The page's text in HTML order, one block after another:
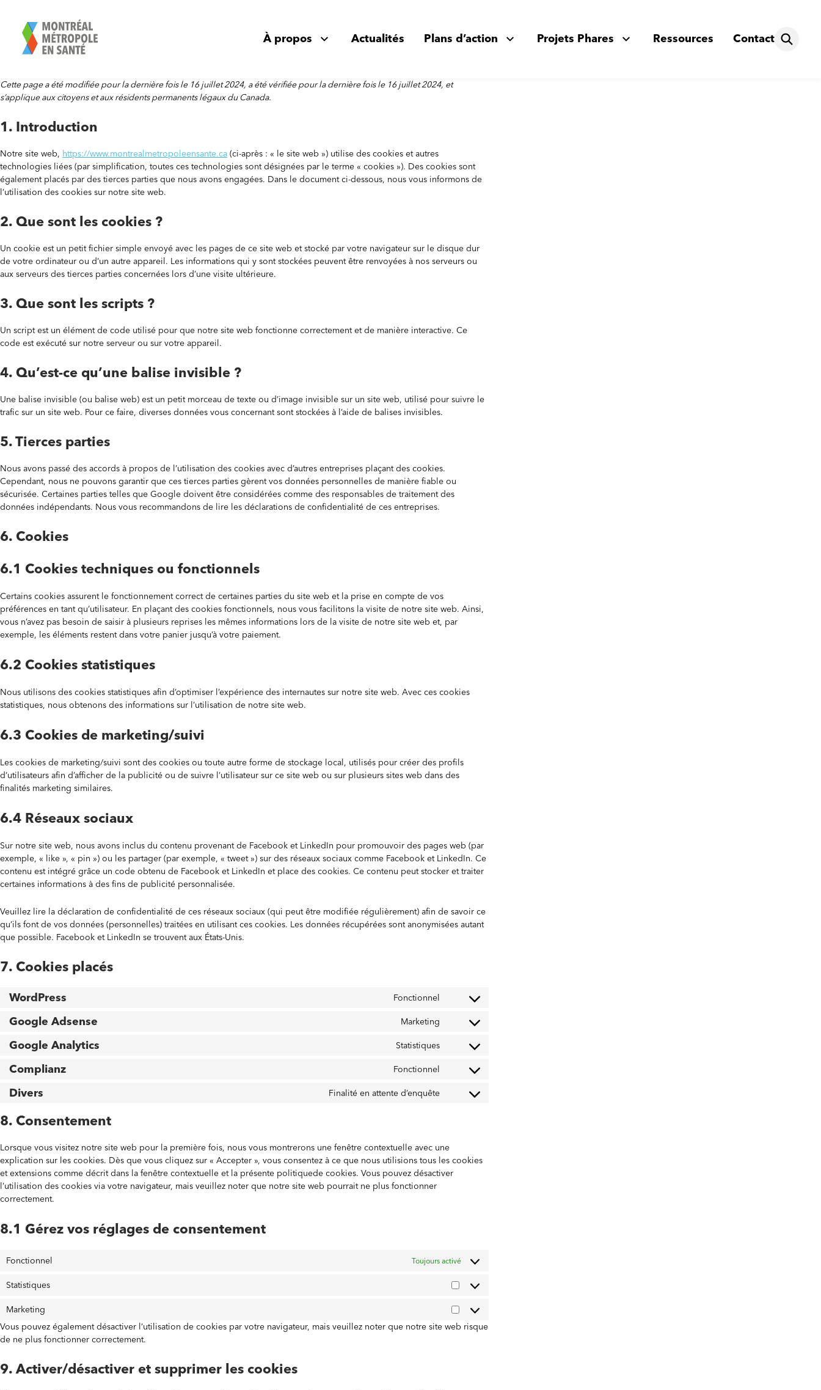
contenu
À propos Actualités Plans d’action Projets Phares Ressources Contact
Cette page a été modifiée pour la dernière fois le 16 juillet 2024, a été vérifiée pour la dernière fois le 16 juillet 2024, et
s’applique aux citoyens et aux résidents permanents légaux du Canada.
1. Introduction
Notre site web, https://www.montrealmetropoleensante.ca (ci-après : « le site web ») utilise des cookies et autres
technologies liées (par simplification, toutes ces technologies sont désignées par le terme « cookies »). Des cookies sont
également placés par des tierces parties que nous avons engagées. Dans le document ci-dessous, nous vous informons de
l’utilisation des cookies sur notre site web.
2. Que sont les cookies ?
Un cookie est un petit fichier simple envoyé avec les pages de ce site web et stocké par votre navigateur sur le disque dur
de votre ordinateur ou d’un autre appareil. Les informations qui y sont stockées peuvent être renvoyées à nos serveurs ou
aux serveurs des tierces parties concernées lors d’une visite ultérieure.
3. Que sont les scripts ?
Un script est un élément de code utilisé pour que notre site web fonctionne correctement et de manière interactive. Ce
code est exécuté sur notre serveur ou sur votre appareil.
4. Qu’est-ce qu’une balise invisible ?
Une balise invisible (ou balise web) est un petit morceau de texte ou d’image invisible sur un site web, utilisé pour suivre le
trafic sur un site web. Pour ce faire, diverses données vous concernant sont stockées à l’aide de balises invisibles.
5. Tierces parties
Nous avons passé des accords à propos de l’utilisation des cookies avec d’autres entreprises plaçant des cookies.
Cependant, nous ne pouvons garantir que ces tierces parties gèrent vos données personnelles de manière fiable ou
sécurisée. Certaines parties telles que Google doivent être considérées comme des responsables de traitement des
données indépendants. Nous vous recommandons de lire les déclarations de confidentialité de ces entreprises.
6. Cookies
6.1 Cookies techniques ou fonctionnels
Certains cookies assurent le fonctionnement correct de certaines parties du site web et la prise en compte de vos
préférences en tant qu’utilisateur. En plaçant des cookies fonctionnels, nous vous facilitons la visite de notre site web. Ainsi,
vous n’avez pas besoin de saisir à plusieurs reprises les mêmes informations lors de la visite de notre site web et, par
exemple, les éléments restent dans votre panier jusqu’à votre paiement.
6.2 Cookies statistiques
Nous utilisons des cookies statistiques afin d’optimiser l’expérience des internautes sur notre site web. Avec ces cookies
statistiques, nous obtenons des informations sur l’utilisation de notre site web.
6.3 Cookies de marketing/suivi
Les cookies de marketing/suivi sont des cookies ou toute autre forme de stockage local, utilisés pour créer des profils
d’utilisateurs afin d’afficher de la publicité ou de suivre l’utilisateur sur ce site web ou sur plusieurs sites web dans des
finalités marketing similaires.
6.4 Réseaux sociaux
Sur notre site web, nous avons inclus du contenu provenant de Facebook et LinkedIn pour promouvoir des pages web (par
exemple, « like », « pin ») ou les partager (par exemple, « tweet ») sur des réseaux sociaux comme Facebook et LinkedIn. Ce
contenu est intégré grâce un code obtenu de Facebook et LinkedIn et place des cookies. Ce contenu peut stocker et traiter
certaines informations à des fins de publicité personnalisée.
Veuillez lire la déclaration de confidentialité de ces réseaux sociaux (qui peut être modifiée régulièrement) afin de savoir ce
qu’ils font de vos données (personnelles) traitées en utilisant ces cookies. Les données récupérées sont anonymisées autant
que possible. Facebook et LinkedIn se trouvent aux États-Unis.
7. Cookies placés
WordPress Fonctionnel
Consent
service
wordpress
Google Adsense Marketing
Consent
service
google-
Google Analytics Statistiques
Consent
service
google-
Complianz Fonctionnel
Consent
service
Divers Finalité en attente d’enquête
Consent
8. Consentement
Lorsque vous visitez notre site web pour la première fois, nous vous montrerons une fenêtre contextuelle avec une
explication sur les cookies. Dès que vous cliquez sur « Accepter », vous consentez à ce que nous utilisions tous les cookies
et extensions comme décrit dans la fenêtre contextuelle et la présente politiquede cookies. Vous pouvez désactiver
l’utilisation des cookies via votre navigateur, mais veuillez noter que notre site web pourrait ne plus fonctionner
correctement.
8.1 Gérez vos réglages de consentement
Fonctionnel Toujours activé
Statistiques
Statistiques
Marketing
Marketing
Vous pouvez également désactiver l’utilisation de cookies par votre navigateur, mais veuillez noter que notre site web risque
de ne plus fonctionner correctement.
9. Activer/désactiver et supprimer les cookies